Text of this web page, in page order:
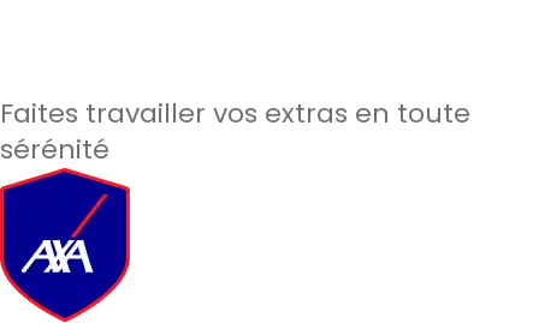
Faites travailler vos extras en toute
sérénité